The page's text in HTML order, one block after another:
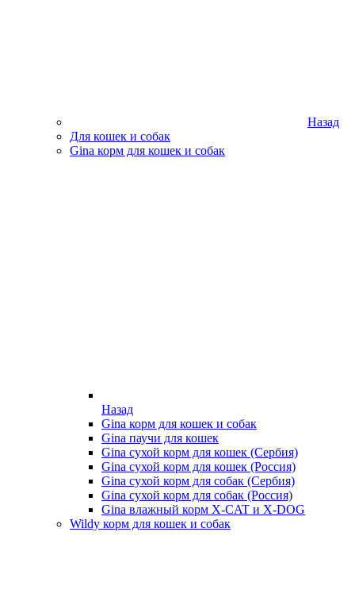
Назад
Для кошек и собак
Gina корм для кошек и собак
Назад
Gina корм для кошек и собак
Gina паучи для кошек
Gina сухой корм для кошек (Сербия)
Gina сухой корм для кошек (Россия)
Gina сухой корм для собак (Сербия)
Gina сухой корм для собак (Россия)
Gina влажный корм X-CAT и X-DOG
Wildy корм для кошек и собак